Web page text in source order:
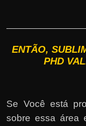
ENTÃO,
PHD
Se Você está
sobre essa área